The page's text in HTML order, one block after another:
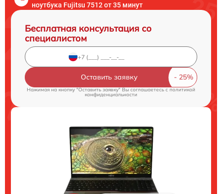
ноутбука Fujitsu 7512 от 35 минут
Бесплатная консультация со
специалистом
Оставить заявку
Нажимая на кнопку "Оставить заявку" Вы соглашаетесь cполитикой
конфиденциальности